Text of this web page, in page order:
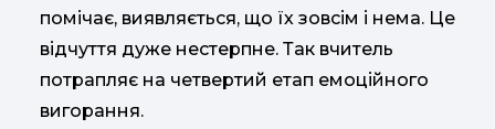
помічає, виявляється, що їх зовсім і нема. Це
відчуття дуже нестерпне. Так вчитель
потрапляє на четвертий етап емоційного
вигорання.